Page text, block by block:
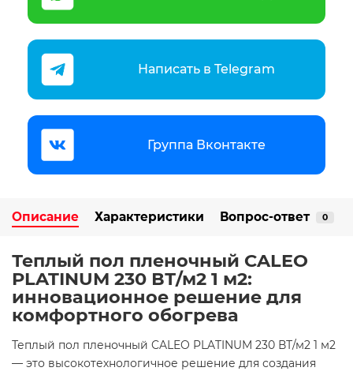
Написать в Telegram
Группа Вконтакте
Описание Характеристики Вопрос-ответ 0
Теплый пол пленочный CALEO
PLATINUM 230 ВТ/м2 1 м2:
инновационное решение для
комфортного обогрева​
Теплый пол пленочный CALEO PLATINUM 230 ВТ/м2 1 м2
— это высокотехнологичное решение для создания